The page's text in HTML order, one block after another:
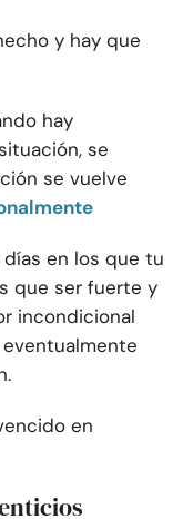
y hay que
hay
se
se vuelve
en los que tu
que ser fuerte y
incondicional
en